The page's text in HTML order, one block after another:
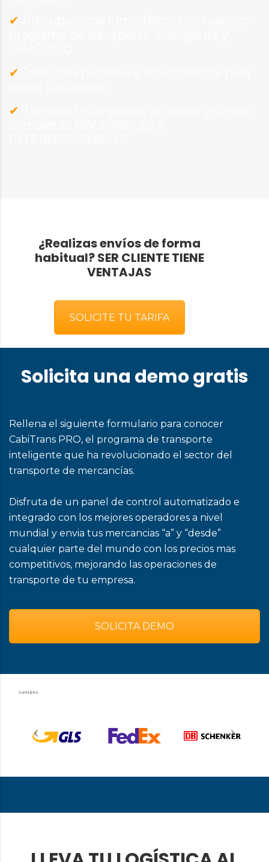
✔
✔
✔
¿Realizas envíos de forma
habitual?SER CLIENTE TIENE
VENTAJAS
SOLICITE TU TARIFA
Solicita una demo gratis
Rellena el siguiente formulario para conocer
CabiTrans PRO, el programa de transporte
inteligente que ha revolucionado el sector del
transporte de mercancías.
Disfruta de un panel de control automatizado e
integrado con los mejores operadores a nivel
mundial y envia tus mercancias “a” y “desde”
cualquier parte del mundo con los precios mas
competitivos, mejorando las operaciones de
transporte de tu empresa.
SOLICITA DEMO
SUPPLIERS: